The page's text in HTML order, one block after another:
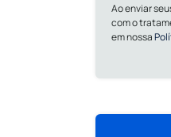
Ao enviar
com o
em nossa